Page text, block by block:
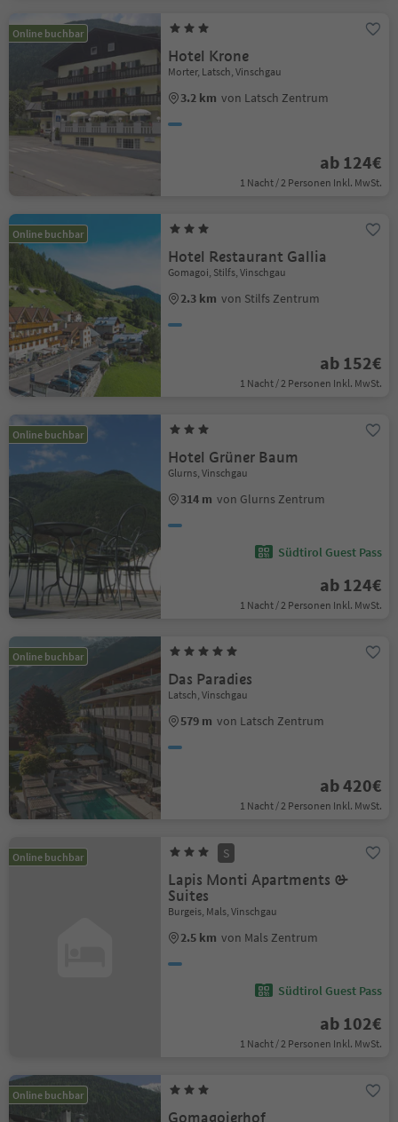
Online buchbar
Hotel Krone
Morter, Latsch, Vinschgau
3.2 km von Latsch Zentrum
ab 124€
1 Nacht / 2 Personen Inkl. MwSt.
Online buchbar
Hotel Restaurant Gallia
Gomagoi, Stilfs, Vinschgau
2.3 km von Stilfs Zentrum
ab 152€
1 Nacht / 2 Personen Inkl. MwSt.
Online buchbar
Hotel Grüner Baum
Glurns, Vinschgau
314 m von Glurns Zentrum
Südtirol Guest Pass
ab 124€
1 Nacht / 2 Personen Inkl. MwSt.
Online buchbar
Das Paradies
Latsch, Vinschgau
579 m von Latsch Zentrum
ab 420€
1 Nacht / 2 Personen Inkl. MwSt.
Online buchbar S
Lapis Monti Apartments &
Suites
Burgeis, Mals, Vinschgau
2.5 km von Mals Zentrum
Südtirol Guest Pass
ab 102€
1 Nacht / 2 Personen Inkl. MwSt.
Online buchbar
Gomagoierhof